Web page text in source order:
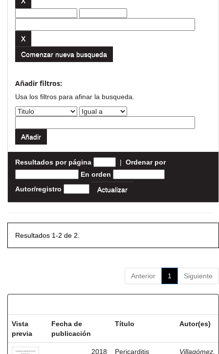
Comenzar nueva busqueda
Añadir filtros:
Usa los filtros para afinar la busqueda.
Resultados por página | Ordenar por
En orden
Autor/registro
Resultados 1-2 de 2.
Anterior 1 Siguiente
Vista
previa
Fecha de
publicación
Título Autor(es)
2018
Pericarditis
Villagómez,